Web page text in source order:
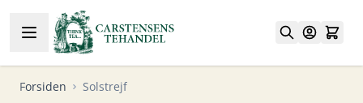
Skip to Content
Forsiden Solstrejf